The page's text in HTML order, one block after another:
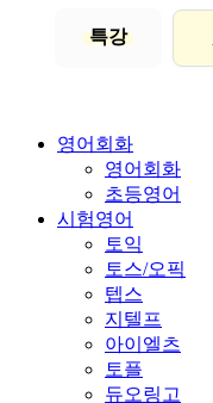
특강
영어회화
영어회화
초등영어
시험영어
토익
토스/오픽
텝스
지텔프
아이엘츠
토플
듀오링고